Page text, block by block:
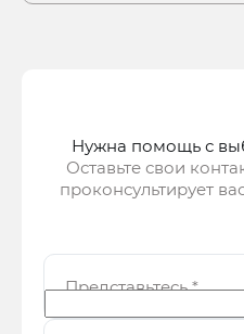
Нужна помощь с
Оставьте свои
проконсультирует
Представьтесь*